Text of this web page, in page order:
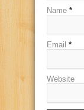
Name *
Email *
Website